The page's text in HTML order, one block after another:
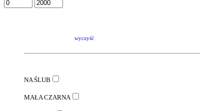
wyczyść
NA ŚLUB
MAŁA CZARNA